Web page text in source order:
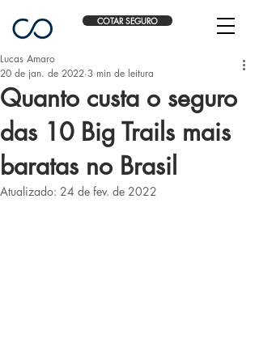
COTAR SEGURO
Quanto custa o seguro
das 10 Big Trails mais
baratas no Brasil
Lucas Amaro
20 de jan. de 2022 3 min de leitura
Atualizado: 24 de fev. de 2022